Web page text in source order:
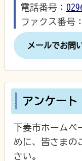
電話番号：
ファクス番号
メールでお問
アンケート
下妻市ホームペ
めに、皆さまの
さい。